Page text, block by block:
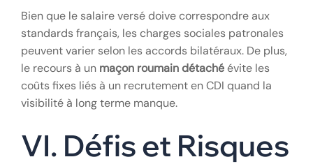
d’offres de dernière minute ou pour rattraper un
retard sur un planning serré.
Maîtrise des coûts de
production
Bien que le salaire versé doive correspondre aux
standards français, les charges sociales patronales